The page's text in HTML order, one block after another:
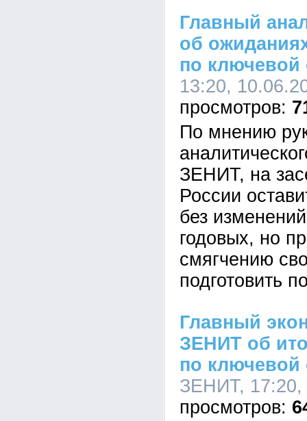
Главный
об
по ключевой
13:20,
По мнению
ЗЕНИТ, на
России
без
годовых, но
смягчению
подготовить
Главный
ЗЕНИТ об
по ключевой
ЗЕНИТ,